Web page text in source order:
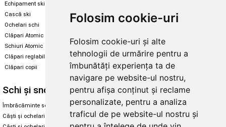
Folosim cookie-uri
Folosim cookie-uri și alte
tehnologii de urmărire pentru a
îmbunătăți experiența ta de
navigare pe website-ul nostru,
pentru afișa conținut și reclame
personalizate, pentru a analiza
traficul de pe website-ul nostru și
Echipament ski
Cască ski
Ochelari schi
Clăpari Atomic
Schiuri Atomic
Clăpari reglabili
Clăpari copii
Echipament snowboard
Skate & longboard
Santa Cruz
Enuff Skateboards
Schi și snowboard
Îmbrăcăminte schi și snowboard
Căști și ochelari de iarnă
Diverse
Cum aleg rolele
Cum aleg ochelarii